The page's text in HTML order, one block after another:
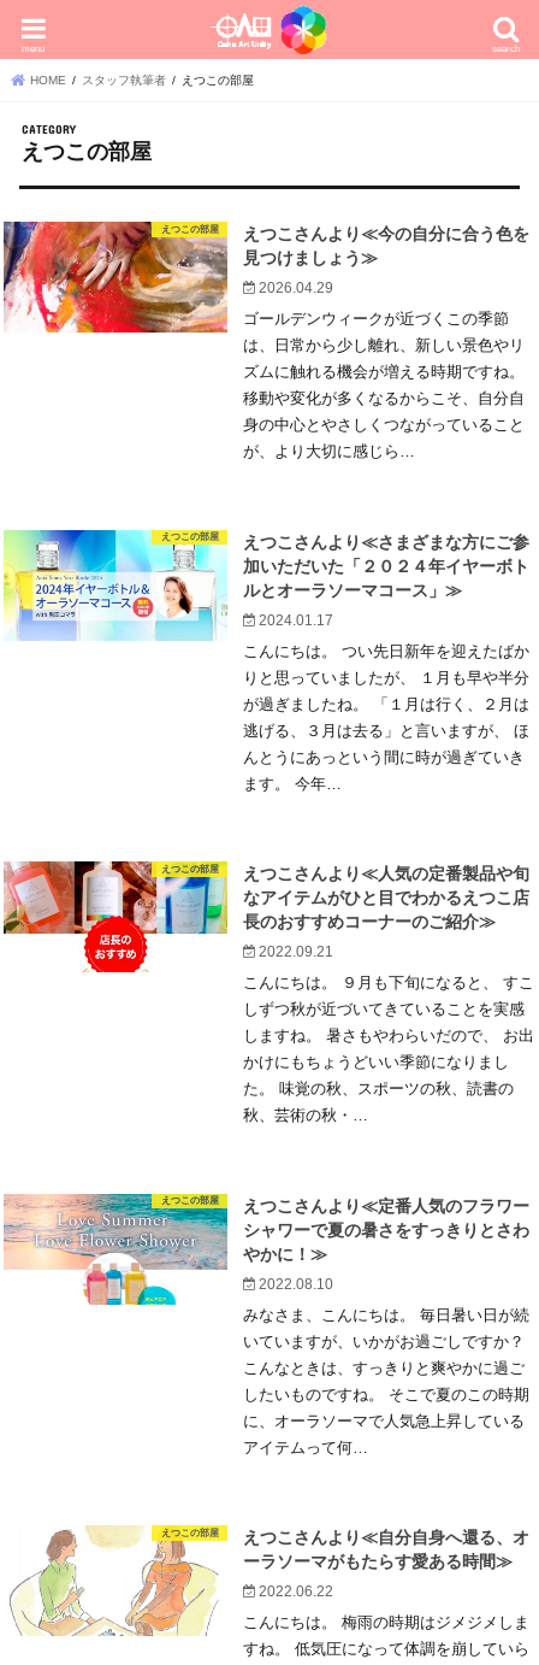
search
menu
HOME スタッフ執筆者 えつこの部屋
えつこの部屋
えつこの部屋
えつこさんより≪今の自分に合う色を
見つけましょう≫
2026.04.29
ゴールデンウィークが近づくこの季節
は、日常から少し離れ、新しい景色やリ
ズムに触れる機会が増える時期ですね。
移動や変化が多くなるからこそ、自分自
身の中心とやさしくつながっていること
が、より大切に感じら…
えつこの部屋
えつこさんより≪さまざまな方にご参
加いただいた「２０２４年イヤーボト
ルとオーラソーマコース」≫
2024.01.17
こんにちは。 つい先日新年を迎えたばか
りと思っていましたが、 １月も早や半分
が過ぎましたね。 「１月は行く、２月は
逃げる、３月は去る」と言いますが、 ほ
んとうにあっという間に時が過ぎていき
ます。 今年…
えつこの部屋
えつこさんより≪人気の定番製品や旬
なアイテムがひと目でわかるえつこ店
長のおすすめコーナーのご紹介≫
2022.09.21
こんにちは。 ９月も下旬になると、 すこ
しずつ秋が近づいてきていることを実感
しますね。 暑さもやわらいだので、 お出
かけにもちょうどいい季節になりまし
た。 味覚の秋、スポーツの秋、読書の
秋、芸術の秋・…
えつこの部屋
えつこさんより≪定番人気のフラワー
シャワーで夏の暑さをすっきりとさわ
やかに！≫
2022.08.10
みなさま、こんにちは。 毎日暑い日が続
いていますが、いかがお過ごしですか？
こんなときは、すっきりと爽やかに過ご
したいものですね。 そこで夏のこの時期
に、オーラソーマで人気急上昇している
アイテムって何…
えつこの部屋
えつこさんより≪自分自身へ還る、オ
ーラソーマがもたらす愛ある時間≫
2022.06.22
こんにちは。 梅雨の時期はジメジメしま
すね。 低気圧になって体調を崩していら